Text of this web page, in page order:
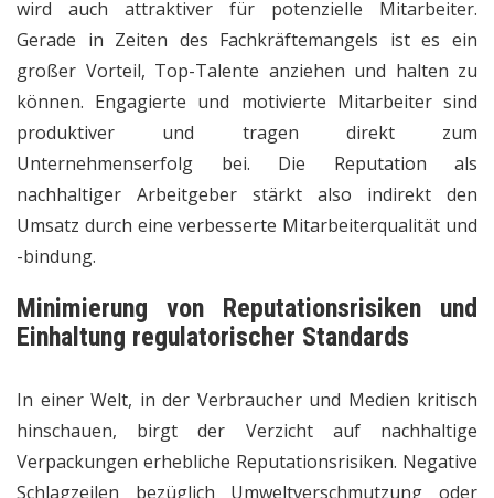
wird auch attraktiver für potenzielle Mitarbeiter.
Gerade in Zeiten des Fachkräftemangels ist es ein
großer Vorteil, Top-Talente anziehen und halten zu
können. Engagierte und motivierte Mitarbeiter sind
produktiver und tragen direkt zum
Unternehmenserfolg bei. Die Reputation als
nachhaltiger Arbeitgeber stärkt also indirekt den
Umsatz durch eine verbesserte Mitarbeiterqualität und
-bindung.
Minimierung von Reputationsrisiken und
Einhaltung regulatorischer Standards
In einer Welt, in der Verbraucher und Medien kritisch
hinschauen, birgt der Verzicht auf nachhaltige
Verpackungen erhebliche Reputationsrisiken. Negative
Schlagzeilen bezüglich Umweltverschmutzung oder